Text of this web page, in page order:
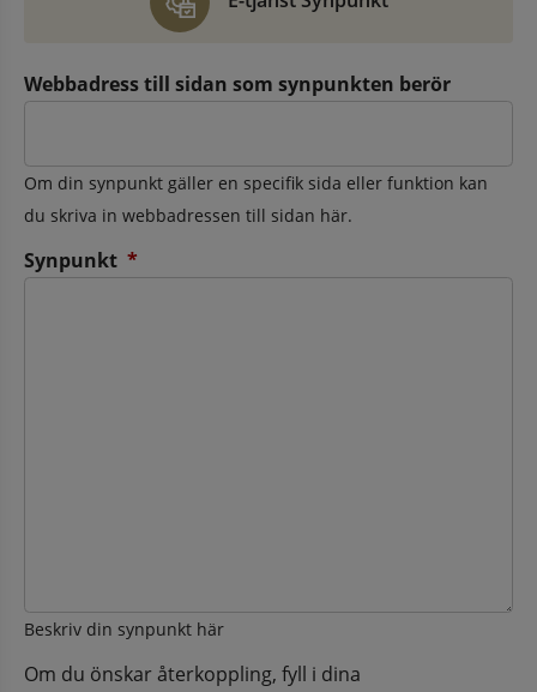
Webbadress till sidan som synpunkten berör
Om din synpunkt gäller en specifik sida eller funktion kan
du skriva in webbadressen till sidan här.
Synpunkt *
Beskriv din synpunkt här
Om du önskar återkoppling, fyll i dina